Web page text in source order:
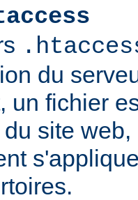
du
un fichier
site